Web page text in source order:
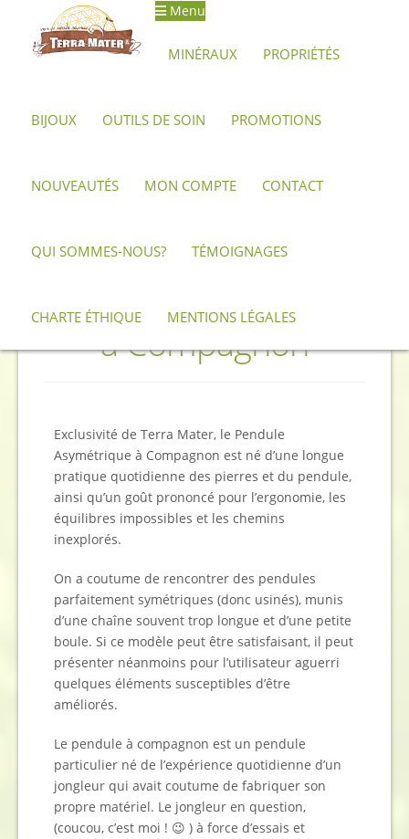
Menu
MINÉRAUX PROPRIÉTÉS
BIJOUX OUTILS DE SOIN PROMOTIONS
NOUVEAUTÉS MON COMPTE CONTACT
QUI SOMMES-NOUS? TÉMOIGNAGES
CHARTE ÉTHIQUE MENTIONS LÉGALES
Accueil Le Blog
Catégorie :Le Blog
Publié le23 mars 2023 Axel - Terra Mater
Pendule Asymétrique
à Compagnon
Exclusivité de Terra Mater, le Pendule
Asymétrique à Compagnon est né d’une longue
pratique quotidienne des pierres et du pendule,
ainsi qu’un goût prononcé pour l’ergonomie, les
équilibres impossibles et les chemins
inexplorés.
On a coutume de rencontrer des pendules
parfaitement symétriques (donc usinés), munis
d’une chaîne souvent trop longue et d’une petite
boule. Si ce modèle peut être satisfaisant, il peut
présenter néanmoins pour l’utilisateur aguerri
quelques éléments susceptibles d’être
améliorés.
Le pendule à compagnon est un pendule
particulier né de l’expérience quotidienne d’un
jongleur qui avait coutume de fabriquer son
propre matériel. Le jongleur en question,
(coucou, c’est moi ! 😉 ) à force d’essais et